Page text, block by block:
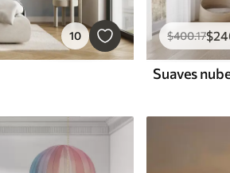
10 $400.17$